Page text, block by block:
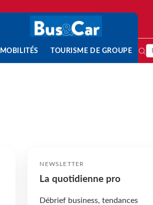
MOBILITÉS TOURISME DE GROUPE
NEWSLETTER
La quotidienne pro
Débrief business, tendances